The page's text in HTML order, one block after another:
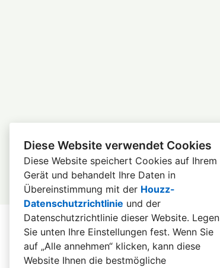
Diese Website verwendet Cookies
Diese Website speichert Cookies auf Ihrem
Gerät und behandelt Ihre Daten in
Übereinstimmung mit der Houzz-
Datenschutzrichtlinie und der
Datenschutzrichtlinie dieser Website. Legen
Sie unten Ihre Einstellungen fest. Wenn Sie
auf „Alle annehmen“ klicken, kann diese
Website Ihnen die bestmögliche
Startseite